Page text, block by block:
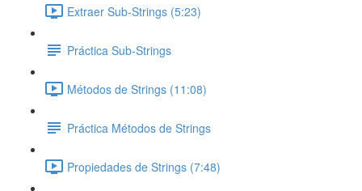
Extraer Sub-Strings (5:23)
Práctica Sub-Strings
Métodos de Strings (11:08)
Práctica Métodos de Strings
Propiedades de Strings (7:48)